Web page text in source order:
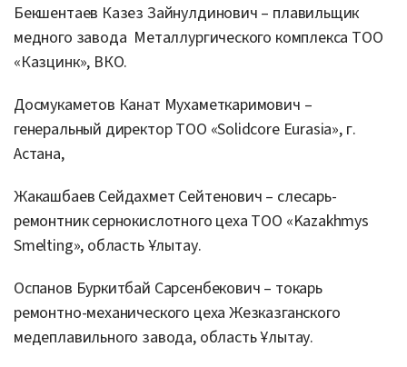
Бекшентаев Казез Зайнулдинович – плавильщик
медного завода Металлургического комплекса ТОО
«Казцинк», ВКО.
Досмукаметов Канат Мухаметкаримович –
генеральный директор ТОО «Solidcore Eurasia», г.
Астана,
Жакашбаев Сейдахмет Сейтенович – слесарь-
ремонтник сернокислотного цеха ТОО «Kazakhmys
Smelting», область Ұлытау.
Оспанов Буркитбай Сарсенбекович – токарь
ремонтно-механического цеха Жезказганского
медеплавильного завода, область Ұлытау.